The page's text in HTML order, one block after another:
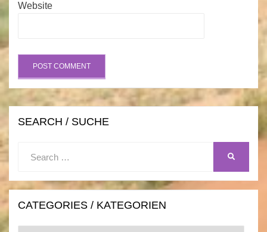
Website
SEARCH / SUCHE
CATEGORIES / KATEGORIEN